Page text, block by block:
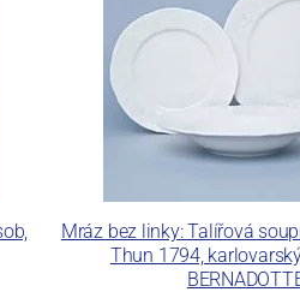
ochrannou známku LC a
Mráz bez linky: Talířová
Thun 1794,